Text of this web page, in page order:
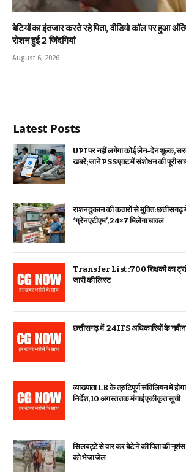
बेटियों का इंतजार करते रहे पिता, वीडियो कॉल पर हुआ
रोशन हुई 2 जिंदगियां
August 6, 2026
Latest Posts
UPI पर नहीं लगेगा कोई लेन-देन शुल्क,
खबरें; जानें PSS एक्ट में संशोधन की पूरी
राशन दुकान की कतारों से मुक्ति:
‘ग्रेन एटीएम’, 24×7 मिलेगा चावल
Transfer List :700 शिक्षकों का
जारी की लिस्ट
छत्तीसगढ़ में 24 IFS अधिकारियों के
व्याख्याता LB के त्रुटिपूर्ण संविलियन में
निर्देश, 10 अगस्त तक मंगाई एकीकृत सूची
सिलबट्टे से वार कर बेटे ने की पिता की
को भेजा जेल